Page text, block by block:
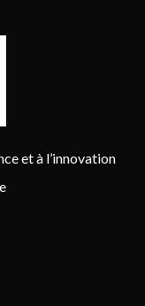
et à l’innovation